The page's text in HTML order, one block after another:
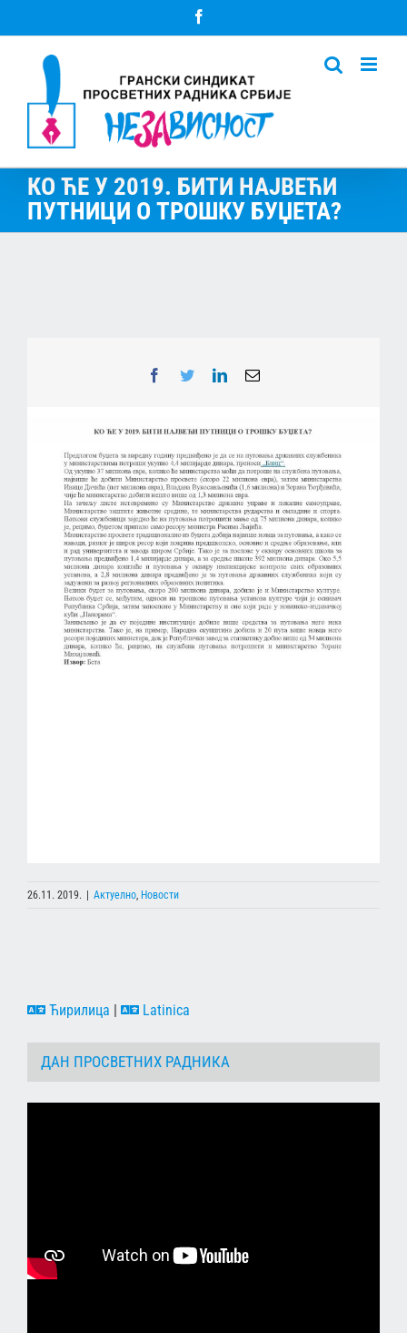
to
КО ЋЕ У 2019. БИТИ НАЈВЕЋИ
ПУТНИЦИ О ТРОШКУ БУЏЕТА?
Facebook
TwitterLinkedInEmail
26.11. 2019. Актуелно, Новости
Ћирилица Latinica
ДАН ПРОСВЕТНИХ РАДНИКА